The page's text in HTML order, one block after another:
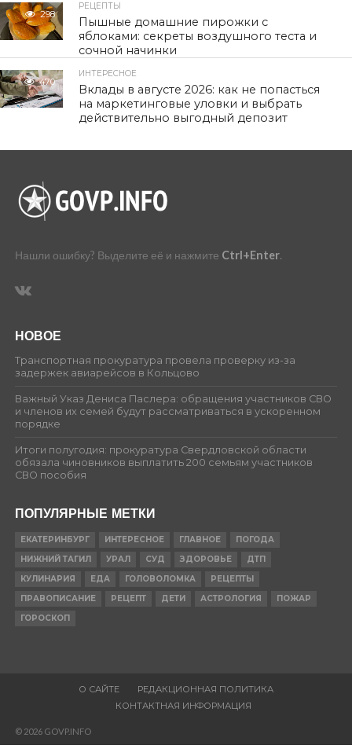
298
РЕЦЕПТЫ
Пышные домашние пирожки с
яблоками: секреты воздушного теста и
сочной начинки
470
ИНТЕРЕСНОЕ
Вклады в августе 2026: как не попасться
на маркетинговые уловки и выбрать
действительно выгодный депозит
Нашли ошибку? Выделите её и нажмите Ctrl+Enter.
НОВОЕ
Транспортная прокуратура провела проверку из-за
задержек авиарейсов в Кольцово
Важный Указ Дениса Паслера: обращения участников СВО
и членов их семей будут рассматриваться в ускоренном
порядке
Итоги полугодия: прокуратура Свердловской области
обязала чиновников выплатить 200 семьям участников
СВО пособия
ПОПУЛЯРНЫЕ МЕТКИ
ЕКАТЕРИНБУРГ ИНТЕРЕСНОЕ ГЛАВНОЕ
ПОГОДА
НИЖНИЙ ТАГИЛ
УРАЛ СУД ЗДОРОВЬЕ
ДТП
КУЛИНАРИЯ
ЕДА ГОЛОВОЛОМКА
РЕЦЕПТЫ
ПРАВОПИСАНИЕ
РЕЦЕПТ ДЕТИ АСТРОЛОГИЯ
ПОЖАР
ГОРОСКОП
О САЙТЕ
РЕДАКЦИОННАЯ ПОЛИТИКА
КОНТАКТНАЯ ИНФОРМАЦИЯ
© 2026 GOVP.INFO